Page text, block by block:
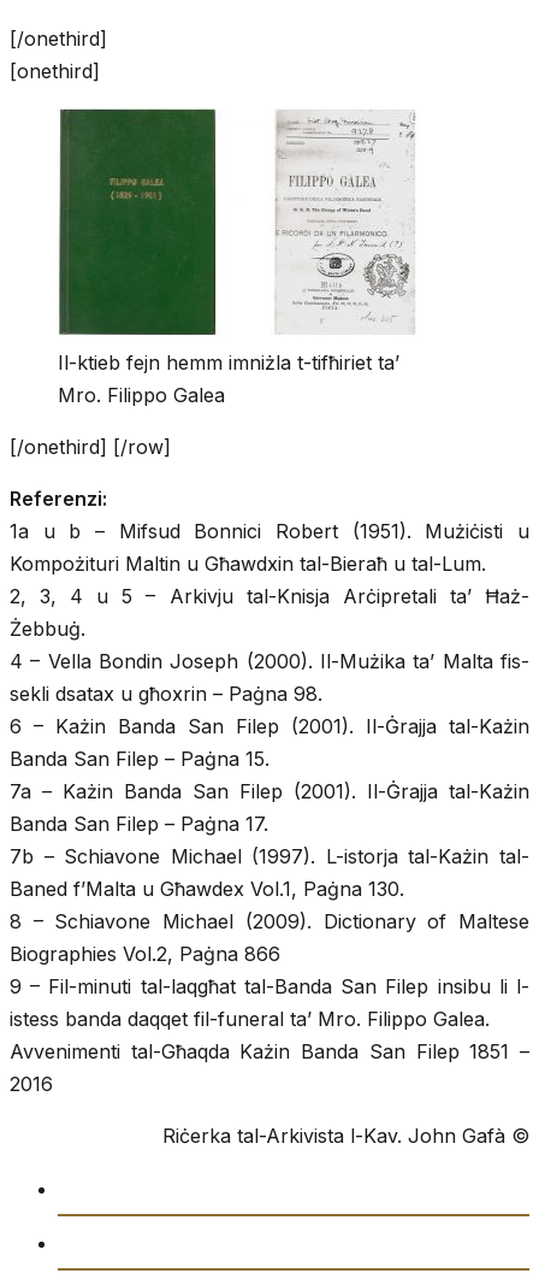
[/onethird]
[onethird]
Il-ktieb fejn hemm imniżla t-tifħiriet ta’
Mro. Filippo Galea
[/onethird] [/row]
Referenzi:
1a u b – Mifsud Bonnici Robert (1951). Mużiċisti u
Kompożituri Maltin u Għawdxin tal-Bieraħ u tal-Lum.
2, 3, 4 u 5 – Arkivju tal-Knisja Arċipretali ta’ Ħaż-
Żebbuġ.
4 – Vella Bondin Joseph (2000). Il-Mużika ta’ Malta fis-
sekli dsatax u għoxrin – Paġna 98.
6 – Każin Banda San Filep (2001). Il-Ġrajja tal-Każin
Banda San Filep – Paġna 15.
7a – Każin Banda San Filep (2001). Il-Ġrajja tal-Każin
Banda San Filep – Paġna 17.
7b – Schiavone Michael (1997). L-istorja tal-Każin tal-
Baned f’Malta u Għawdex Vol.1, Paġna 130.
8 – Schiavone Michael (2009). Dictionary of Maltese
Biographies Vol.2, Paġna 866
9 – Fil-minuti tal-laqgħat tal-Banda San Filep insibu li l-
istess banda daqqet fil-funeral ta’ Mro. Filippo Galea.
Avvenimenti tal-Għaqda Każin Banda San Filep 1851 –
2016
Riċerka tal-Arkivista l-Kav. John Gafà ©